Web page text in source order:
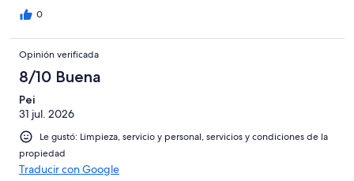
0
Opinión verificada
8/10 Buena
Pei
31 jul. 2026
Le gustó: Limpieza, servicio y personal, servicios y condiciones de la
propiedad
Traducir con Google